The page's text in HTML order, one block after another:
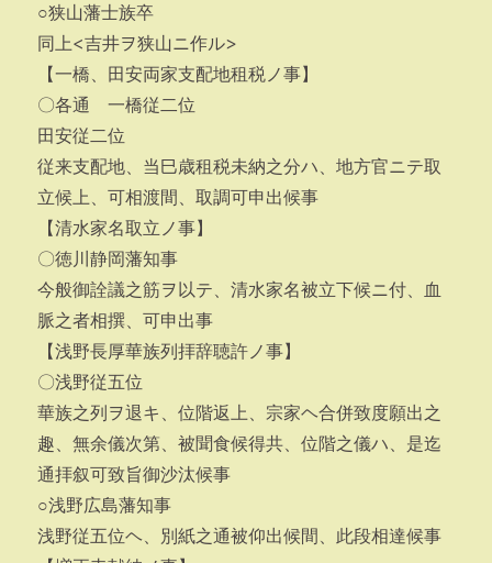
○狭山藩士族卒
同上<吉井ヲ狭山ニ作ル>
【一橋、田安両家支配地租税ノ事】
〇各通 一橋従二位
田安従二位
従来支配地、当巳歳租税未納之分ハ、地方官ニテ取
立候上、可相渡間、取調可申出候事
【清水家名取立ノ事】
〇徳川静岡藩知事
今般御詮議之筋ヲ以テ、清水家名被立下候ニ付、血
脈之者相撰、可申出事
【浅野長厚華族列拝辞聴許ノ事】
〇浅野従五位
華族之列ヲ退キ、位階返上、宗家ヘ合併致度願出之
趣、無余儀次第、被聞食候得共、位階之儀ハ、是迄
通拝叙可致旨御沙汰候事
○浅野広島藩知事
浅野従五位ヘ、別紙之通被仰出候間、此段相達候事